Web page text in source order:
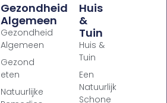
Gezondheid
Algemeen
Gezondheid
Algemeen
Gezond
eten
Natuurlijke
Huis
&
Tuin
Huis &
Tuin
Een
Natuurlijk
Schone